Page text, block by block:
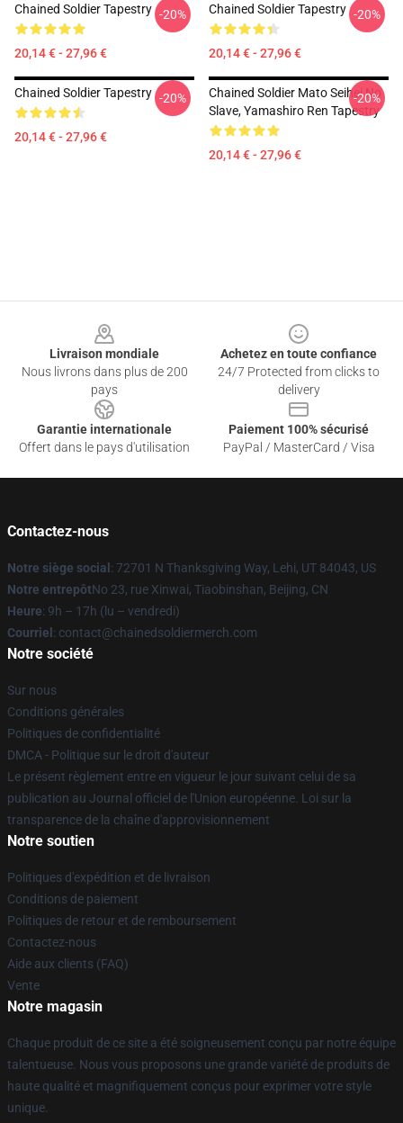
Chained Soldier Tapestry
20,14 € - 27,96 €
-20% Chained Soldier Tapestry
20,14 € - 27,96 €
-20%
Chained Soldier Tapestry
20,14 € - 27,96 €
-20%
Chained Soldier Mato Seihei No
Slave, Yamashiro Ren Tapestry
20,14 € - 27,96 €
-20%
Livraison mondiale
Nous livrons dans plus de 200
pays
Achetez en toute confiance
24/7 Protected from clicks to
delivery
Garantie internationale
Offert dans le pays d'utilisation
Paiement 100% sécurisé
PayPal / MasterCard / Visa
Contactez-nous
Notre siège social : 72701 N Thanksgiving Way, Lehi, UT 84043, US
Notre entrepôtNo 23, rue Xinwai, Tiaobinshan, Beijing, CN
Heure: 9h – 17h (lu – vendredi)
Courriel : contact@chainedsoldiermerch.com
Notre société
Sur nous
Conditions générales
Politiques de confidentialité
DMCA - Politique sur le droit d'auteur
Le présent règlement entre en vigueur le jour suivant celui de sa
publication au Journal officiel de l'Union européenne. Loi sur la
transparence de la chaîne d'approvisionnement
Notre soutien
Politiques d'expédition et de livraison
Conditions de paiement
Politiques de retour et de remboursement
Contactez-nous
Aide aux clients (FAQ)
Vente
Notre magasin
Chaque produit de ce site a été soigneusement conçu par notre équipe
talentueuse. Nous vous proposons une grande variété de produits de
haute qualité et magnifiquement conçus pour exprimer votre style
unique.